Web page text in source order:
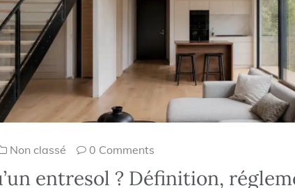
Non classé 0 Comments
entresol ? Définition,